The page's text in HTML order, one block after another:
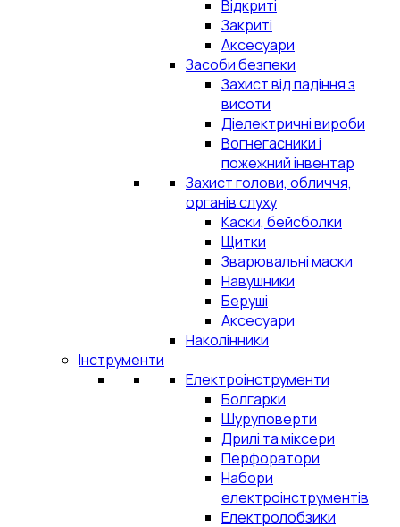
Відкриті
Закриті
Аксесуари
Засоби безпеки
Захист від падіння з
висоти
Діелектричні вироби
Вогнегасники і
пожежний інвентар
Захист голови, обличчя,
органів слуху
Каски, бейсболки
Щитки
Зварювальні маски
Навушники
Беруші
Аксесуари
Наколінники
Інструменти
Електроінструменти
Болгарки
Шуруповерти
Дрилі та міксери
Перфоратори
Набори
електроінструментів
Електролобзики